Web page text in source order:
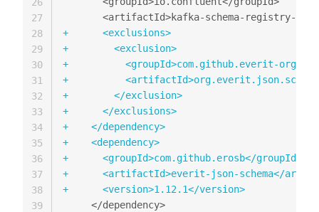
+
+
+
+
+
+
+
+
+
+
+
27
28
29
30
31
32
33
34
35
36
37
38
39